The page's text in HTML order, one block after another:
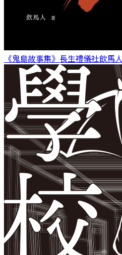
《鬼島故事集》長生禮儀社飲馬人